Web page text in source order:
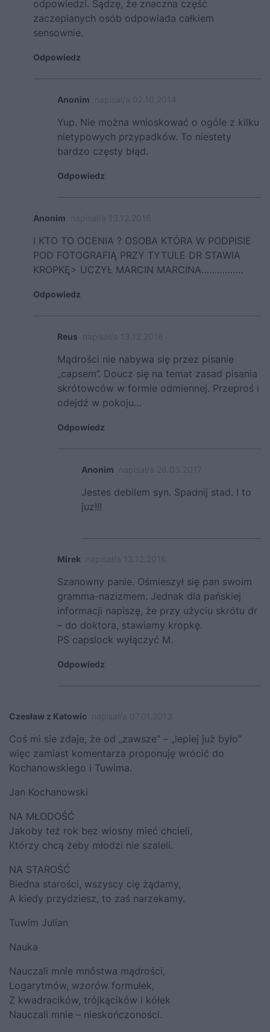
odpowiedzi. Sądzę, że znaczna część
zaczepianych osób odpowiada całkiem
sensownie.
Odpowiedz
Anonim
Yup. Nie można wnioskować o ogóle z kilku
nietypowych przypadków. To niestety
bardzo częsty błąd.
Odpowiedz
Anonim
I KTO TO OCENIA ? OSOBA KTÓRA W PODPISIE
POD FOTOGRAFIĄ PRZY TYTULE DR STAWIA
KROPKĘ> UCZYŁ MARCIN MARCINA…………….
Odpowiedz
Reus
Mądrości nie nabywa się przez pisanie
„capsem”. Doucz się na temat zasad pisania
skrótowców w formie odmiennej. Przeproś i
odejdź w pokoju…
Odpowiedz
Anonim
Jestes debilem syn. Spadnij stad. I to
juz!!!
Mirek
Szanowny panie. Ośmieszył się pan swoim
gramma-nazizmem. Jednak dla pańskiej
informacji napiszę, że przy użyciu skrótu dr
– do doktora, stawiamy kropkę.
PS capslock wyłączyć M.
Odpowiedz
Czesław z Katowic
Coś mi sie zdaje, że od „zawsze” – „lepiej już było”
więc zamiast komentarza proponuję wrócić do
Kochanowskiego i Tuwima.
Jan Kochanowski
NA MŁODOŚĆ
Jakoby też rok bez wiosny mieć chcieli,
Którzy chcą żeby młodzi nie szaleli.
NA STAROŚĆ
Biedna starości, wszyscy cię żądamy,
A kiedy przydziesz, to zaś narzekamy.
Tuwim Julian
Nauka
Nauczali mnie mnóstwa mądrości,
Logarytmów, wzorów formułek,
Z kwadracików, trójkącików i kółek
Nauczali mnie – nieskończoności.